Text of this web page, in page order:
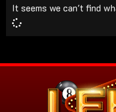
It seems we can't find